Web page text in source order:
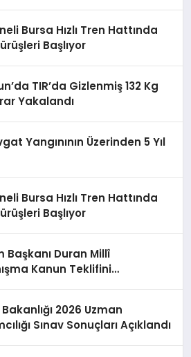
Bursa Hızlı Tren Hattında
Başlıyor
TIR’da Gizlenmiş 132 Kg
Yakalandı
Yangınının Üzerinden 5 Yıl
Bursa Hızlı Tren Hattında
Başlıyor
Başkanı Duran Millî
Kanun Teklifini
2026 Uzman
Sınav Sonuçları Açıklandı